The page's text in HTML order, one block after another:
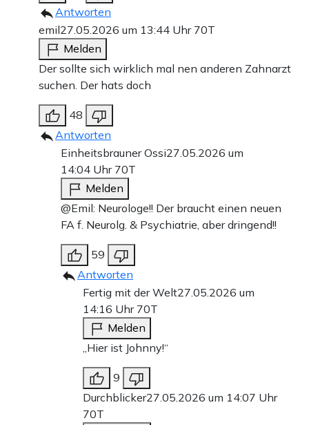
Antworten
emil27.05.2026 um 13:44 Uhr 70T
Melden
Der sollte sich wirklich mal nen anderen Zahnarzt
suchen. Der hats doch
48
Antworten
Einheitsbrauner Ossi27.05.2026 um
14:04 Uhr 70T
Melden
@Emil: Neurologe!! Der braucht einen neuen
FA f. Neurolg. & Psychiatrie, aber dringend!!
59
Antworten
Fertig mit der Welt27.05.2026 um
14:16 Uhr 70T
Melden
„Hier ist Johnny!“
9
Durchblicker27.05.2026 um 14:07 Uhr
70T